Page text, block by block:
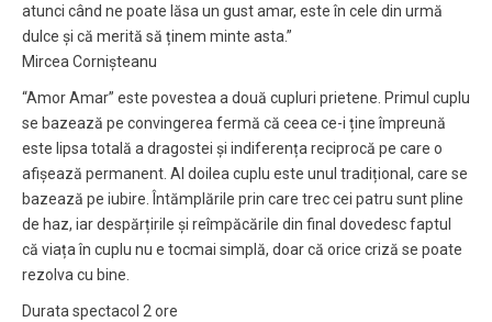
atunci când ne poate lăsa un gust amar, este în cele din urmă
dulce și că merită să ținem minte asta.”
Mircea Cornișteanu
“Amor Amar” este povestea a două cupluri prietene. Primul cuplu
se bazează pe convingerea fermă că ceea ce-i ține împreună
este lipsa totală a dragostei și indiferența reciprocă pe care o
afișează permanent. Al doilea cuplu este unul tradițional, care se
bazează pe iubire. Întămplările prin care trec cei patru sunt pline
de haz, iar despărțirile și reîmpăcările din final dovedesc faptul
că viața în cuplu nu e tocmai simplă, doar că orice criză se poate
rezolva cu bine.
Durata spectacol 2 ore